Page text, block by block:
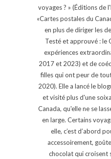
voyages ? » (Éditions de
«Cartes postales du
en plus de diriger les
Testé et approuvé : le
expériences
2017 et 2023) et de
filles qui ont peur de
2020). Elle a lancé le
et visité plus d'une
Canada, qu'elle ne se
en large. Certains
elle, c’est d’abord
accessoirement,
chocolat qui croisent